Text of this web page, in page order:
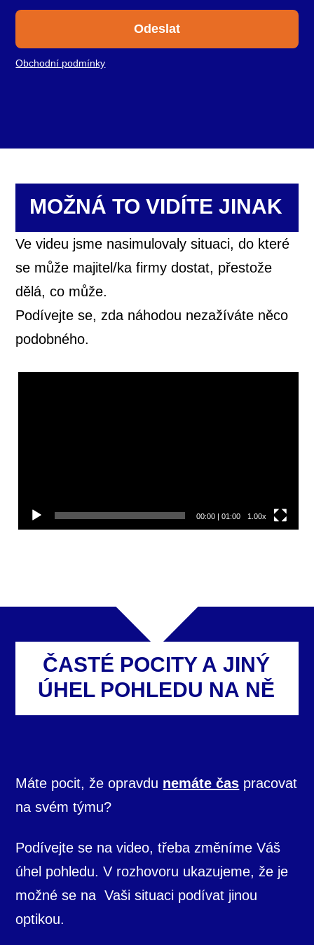
Odeslat
Obchodní podmínky
MOŽNÁ TO VIDÍTE JINAK
Ve videu jsme nasimulovaly situaci, do které
se může majitel/ka firmy dostat, přestože
dělá, co může.
Podívejte se, zda náhodou nezažíváte něco
podobného.
00:00| 01:00 1.00x
ČASTÉ POCITY A JINÝ
ÚHEL POHLEDU NA NĚ
Máte pocit, že opravdu nemáte čas pracovat
na svém týmu?
Podívejte se na video, třeba změníme Váš
úhel pohledu. V rozhovoru ukazujeme, že je
možné se na Vaši situaci podívat jinou
optikou.